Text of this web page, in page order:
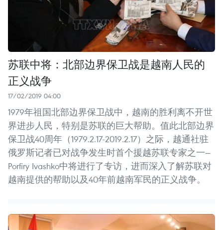
苏联中将：北部边界保卫战是越南人民的
正义战争
17/02/2019 04:00
1979年祖国北部边界保卫战中，越南的胜利离不开世
界进步人民，特别是苏联的巨大帮助。值此北部边界
保卫战40周年（1979.2.17-2019.2.17）之际，越通社驻
俄罗斯记者已对战争发生时首个援越苏联专家之一—
Porfiry Ivashko中将进行了专访，进而深入了解苏联对
越南提供的帮助以及40年前越南军民的正义战争。